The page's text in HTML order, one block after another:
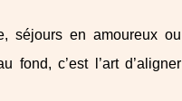
séjours en amoureux ou
fond, c’est l’art d’aligner